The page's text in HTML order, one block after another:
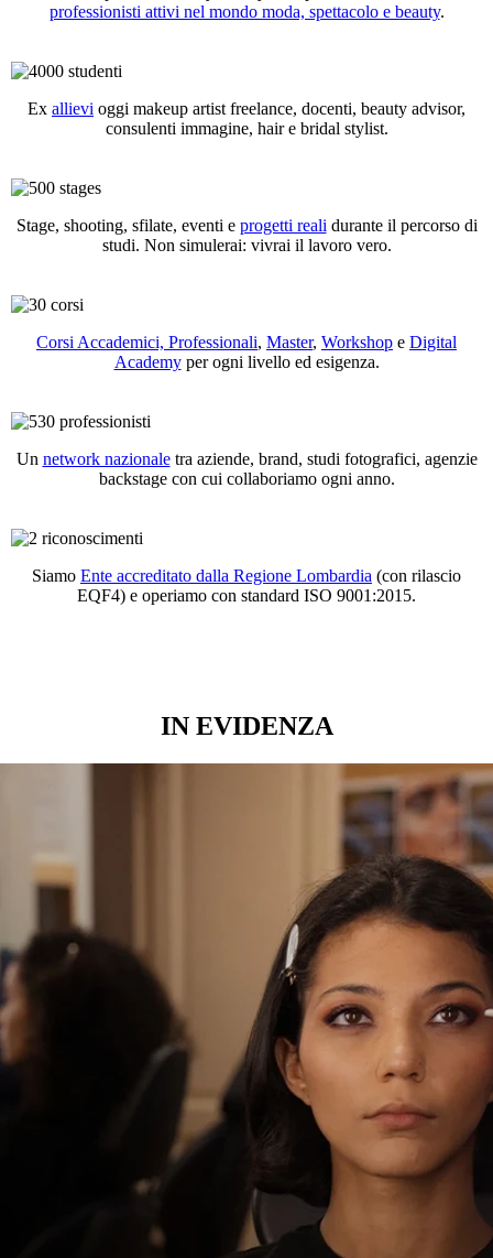
professionisti attivi nel mondo moda, spettacolo e beauty.
Ex allievi oggi makeup artist freelance, docenti, beauty advisor,
consulenti immagine, hair e bridal stylist.
Stage, shooting, sfilate, eventi e progetti reali durante il percorso di
studi. Non simulerai: vivrai il lavoro vero.
Corsi Accademici, Professionali, Master, Workshop e Digital
Academyper ogni livello ed esigenza.
Un network nazionaletra aziende, brand, studi fotografici, agenzie
backstage con cui collaboriamo ogni anno.
Siamo Ente accreditato dalla Regione Lombardia (con rilascio
EQF4) e operiamo con standard ISO 9001:2015.
IN EVIDENZA